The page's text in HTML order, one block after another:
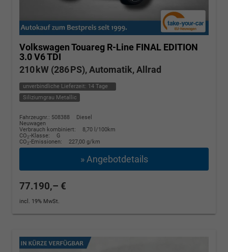
Volkswagen Touareg R-Line FINAL EDITION
3.0 V6 TDI
210 kW (286 PS), Automatik, Allrad
unverbindliche Lieferzeit: 14 Tage
Siliziumgrau Metallic
Fahrzeugnr.: 508388
Diesel
Neuwagen
Verbrauch kombiniert:
8,70 l/100km
CO2-Klasse:
G
CO2-Emissionen: 227,00 g/km
» Angebotdetails
77.190,– €
incl. 19% MwSt.